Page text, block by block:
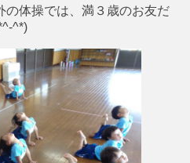
の体操では、満３歳のお友だ
^*)